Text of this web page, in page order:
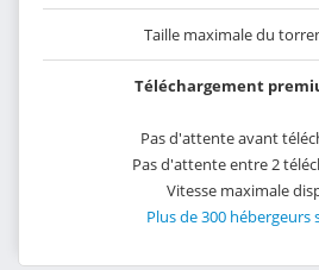
Taille maximale du
Téléchargement
Pas d'attente avant
Pas d'attente entre 2
Vitesse maximale
Plus de 300 hébergeurs